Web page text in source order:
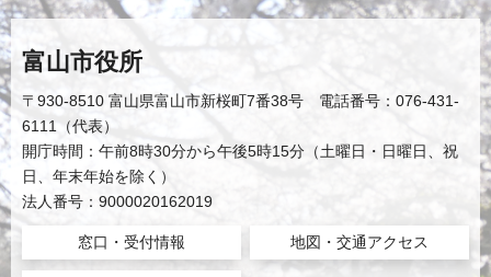
富山市役所
〒930-8510 富山県富山市新桜町7番38号 電話番号：076-431-
6111（代表）
開庁時間：午前8時30分から午後5時15分（土曜日・日曜日、祝
日、年末年始を除く）
法人番号：9000020162019
窓口・受付情報 地図・交通アクセス